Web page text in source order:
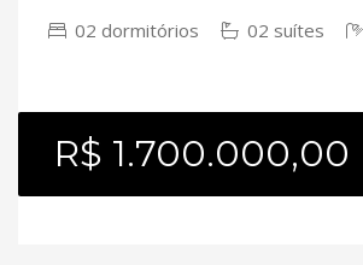
02 dormitórios 02 suítes
R$ 1.700.000,00